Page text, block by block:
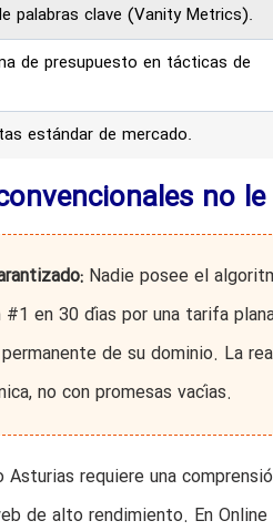
palabras clave (Vanity Metrics).
de presupuesto en tácticas de
estándar de mercado.
no
Nadie posee el
en 30 días por una tarifa
de su dominio. La
no con promesas vacías.
Asturias requiere una
de alto rendimiento. En